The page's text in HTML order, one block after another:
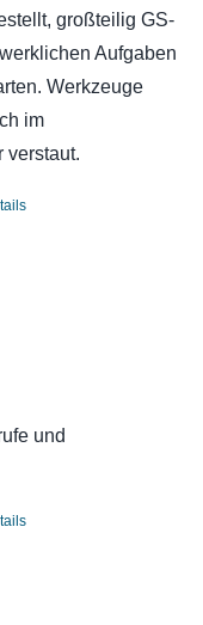
großteilig GS-
Aufgaben
Werkzeuge
im
verstaut.
und